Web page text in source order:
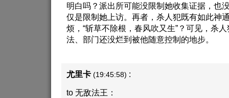
明白吗？派出所可能没限制她收集证据，也
仅是限制她上访。再者，杀人犯既有如此神
烦，“斩草不除根，春风吹又生”？可见，杀
法、部门还没烂到被他随意控制的地步。
尤里卡 (19:45:58) :
to 无敌法王：